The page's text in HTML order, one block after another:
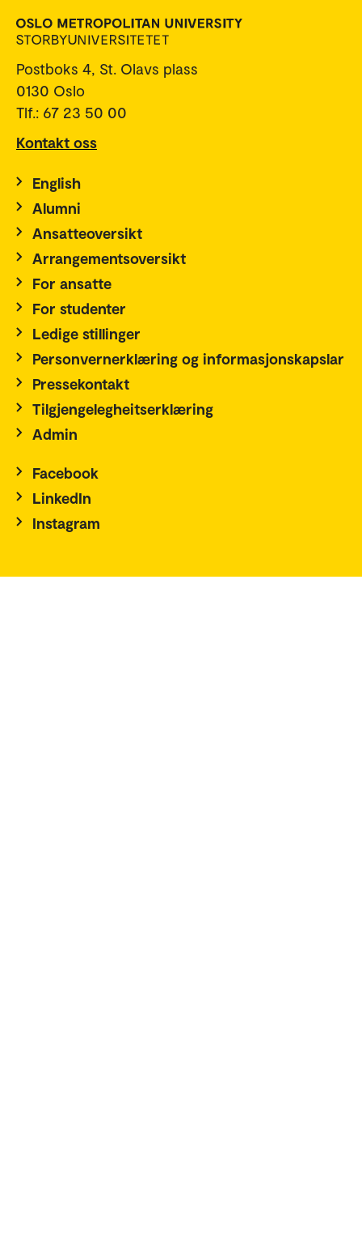
Postboks 4, St. Olavs plass
0130 Oslo
Tlf.: 67 23 50 00
Kontakt oss
English
Alumni
Ansatteoversikt
Arrangementsoversikt
For ansatte
For studenter
Ledige stillinger
Personvernerklæring og informasjonskapslar
Pressekontakt
Tilgjengelegheitserklæring
Admin
Facebook
LinkedIn
Instagram